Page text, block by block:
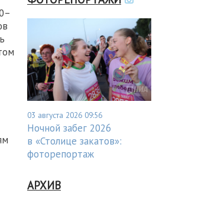
03 августа 2026 09:56
Ночной забег 2026
в «Столице закатов»:
фоторепортаж
АРХИВ